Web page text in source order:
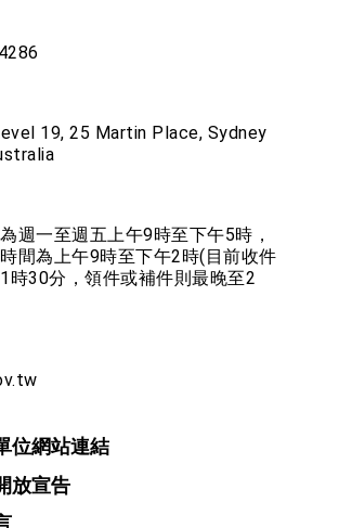
19, 25 Martin Place, Sydney
週一至週五上午9時至下午5時，
間為上午9時至下午2時(目前收件
時30分，領件或補件則最晚至2
位網站連結
放宣告